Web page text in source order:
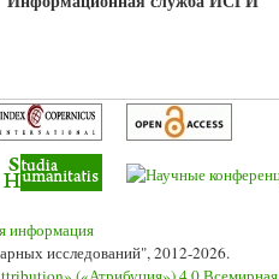
информация
исследований", 2012-2026.